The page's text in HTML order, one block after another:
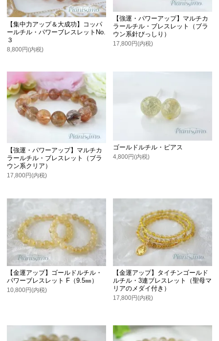
【集中力アップ＆大成功】コッパ
ールチル・パワーブレスレットNo.
３
8,800円(内税)
【強運・パワーアップ】マルチカ
ラールチル・ブレスレット（ブラ
ウン系針びっしり）
17,800円(内税)
【強運・パワーアップ】マルチカ
ラールチル・ブレスレット（ブラ
ウン系クリア）
17,800円(内税)
ゴールドルチル・ピアス
4,800円(内税)
【金運アップ】ゴールドルチル・
パワーブレスレット F（9.5㎜）
10,800円(内税)
【金運アップ】タイチンゴールド
ルチル・3連ブレスレット（聖母マ
リアのメダイ付き）
17,800円(内税)